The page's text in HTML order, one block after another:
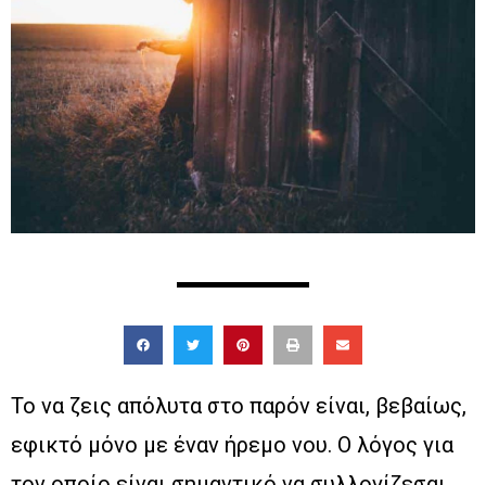
Το να ζεις απόλυτα στο παρόν είναι, βεβαίως,
εφικτό μόνο με έναν ήρεμο νου. Ο λόγος για